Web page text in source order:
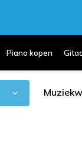
Piano kopen